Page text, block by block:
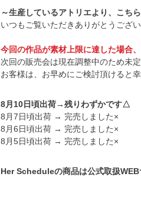
～生産しているアトリエより、こち
いつもご覧いただきありがとうござ
今回の作品が素材上限に達した場合
次回の販売会は現在調整中のため未
お客様は、お早めにご検討頂けると
頃出荷→残りわずかです△
頃出荷 → 完売しました×
頃出荷 → 完売しました×
頃出荷 → 完売しました×
Her Scheduleの商品は公式取扱